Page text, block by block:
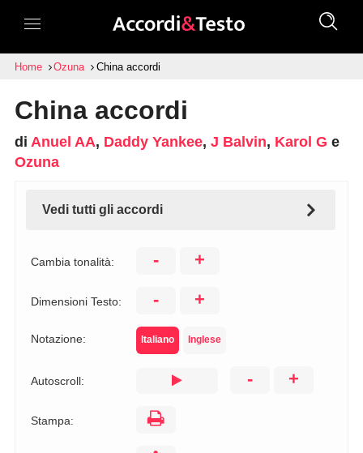
Home Ozuna China accordi
China accordi
di Anuel AA, Daddy Yankee, J Balvin, Karol G e
Ozuna
Vedi tutti gli accordi
Cambia tonalità: - +
Dimensioni Testo: - +
Notazione: Italiano Inglese
Autoscroll: - +
Stampa: